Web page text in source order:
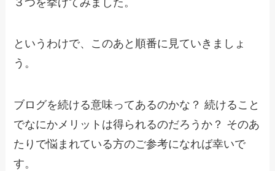
というわけで、このあと順番に見ていきましょ
う。
ブログを続ける意味ってあるのかな？ 続けること
でなにかメリットは得られるのだろうか？ そのあ
たりで悩まれている方のご参考になれば幸いで
す。